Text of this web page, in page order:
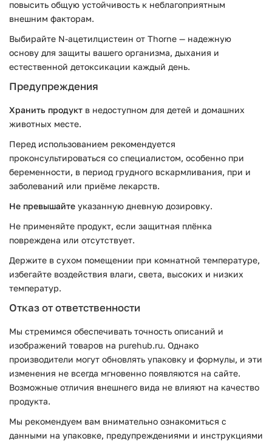
повысить общую устойчивость к неблагоприятным
внешним факторам.
Выбирайте N-ацетилцистеин от Thorne — надежную
основу для защиты вашего организма, дыхания и
естественной детоксикации каждый день.
Предупреждения
Хранить продукт в недоступном для детей и домашних
животных месте.
Перед использованием рекомендуется
проконсультироваться со специалистом, особенно при
беременности, в период грудного вскармливания, при и
заболеваний или приёме лекарств.
Не превышайте указанную дневную дозировку.
Не применяйте продукт, если защитная плёнка
повреждена или отсутствует.
Держите в сухом помещении при комнатной температуре,
избегайте воздействия влаги, света, высоких и низких
температур.
Отказ от ответственности
Мы стремимся обеспечивать точность описаний и
изображений товаров на purehub.ru. Однако
производители могут обновлять упаковку и формулы, и эти
изменения не всегда мгновенно появляются на сайте.
Возможные отличия внешнего вида не влияют на качество
продукта.
Мы рекомендуем вам внимательно ознакомиться с
данными на упаковке, предупреждениями и инструкциями